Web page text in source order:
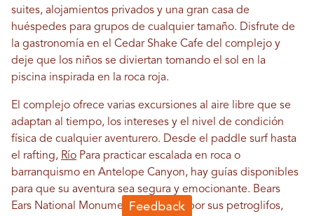
suites, alojamientos privados y una gran casa de
huéspedes para grupos de cualquier tamaño. Disfrute de
la gastronomía en el Cedar Shake Cafe del complejo y
deje que los niños se diviertan tomando el sol en la
piscina inspirada en la roca roja.
El complejo ofrece varias excursiones al aire libre que se
adaptan al tiempo, los intereses y el nivel de condición
física de cualquier aventurero. Desde el paddle surf hasta
el rafting, Río Para practicar escalada en roca o
barranquismo en Antelope Canyon, hay guías disponibles
para que su aventura sea segura y emocionante. Bears
Ears National Monument, conocido por sus petroglifos,